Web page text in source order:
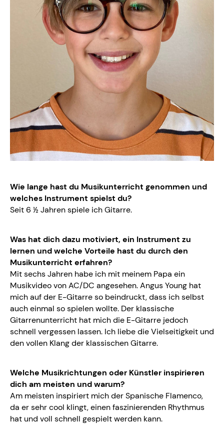
Wie lange hast du Musikunterricht genommen und
welches Instrument spielst du?
Seit 6 ½ Jahren spiele ich Gitarre.
Was hat dich dazu motiviert, ein Instrument zu
lernen und welche Vorteile hast du durch den
Musikunterricht erfahren?
Mit sechs Jahren habe ich mit meinem Papa ein
Musikvideo von AC/DC angesehen. Angus Young hat
mich auf der E-Gitarre so beindruckt, dass ich selbst
auch einmal so spielen wollte. Der klassische
Gitarrenunterricht hat mich die E-Gitarre jedoch
schnell vergessen lassen. Ich liebe die Vielseitigkeit und
den vollen Klang der klassischen Gitarre.
Welche Musikrichtungen oder Künstler inspirieren
dich am meisten und warum?
Am meisten inspiriert mich der Spanische Flamenco,
da er sehr cool klingt, einen faszinierenden Rhythmus
hat und voll schnell gespielt werden kann.